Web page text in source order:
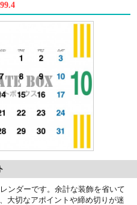
99.4
ンダーです。余計な装飾を省いて
大切なアポイントや締め切りが迷